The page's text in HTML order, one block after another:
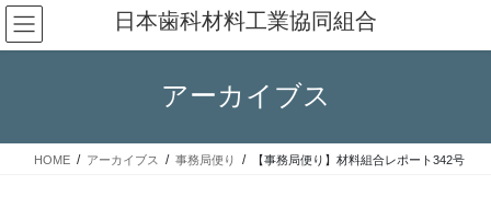
コ
ン
テ
ス
ナ
ビ
ゲ
ン
日本歯科材料工業協同組合
アーカイブス
HOME アーカイブス 事務局便り 【事務局便り】材料組合レポート342号